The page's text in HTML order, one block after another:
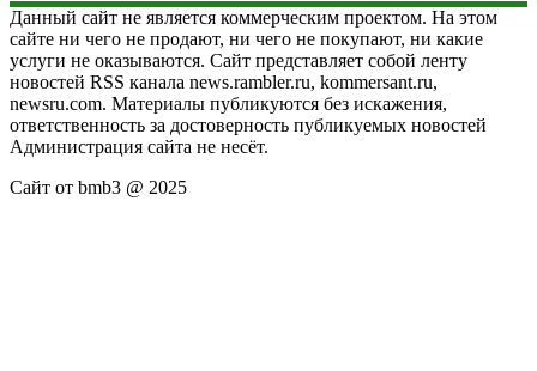
Данный сайт не является коммерческим проектом. На этом
сайте ни чего не продают, ни чего не покупают, ни какие
услуги не оказываются. Сайт представляет собой ленту
новостей RSS канала news.rambler.ru, kommersant.ru,
newsru.com. Материалы публикуются без искажения,
ответственность за достоверность публикуемых новостей
Администрация сайта не несёт.
Сайт от bmb3 @ 2025